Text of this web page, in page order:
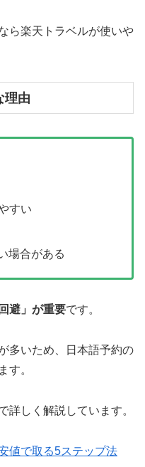
ら楽天トラベルが使いや
理由
すい
場合がある
避」が重要です。
多いため、日本語予約の
す。
詳しく解説しています。
値で取る5ステップ法